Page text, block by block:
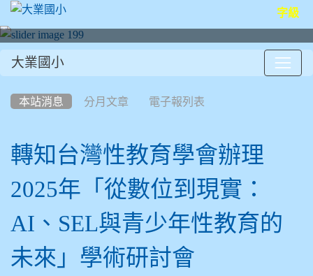
字級
大業國小
本站消息 分月文章 電子報列表
轉知台灣性教育學會辦理
2025年「從數位到現實：
AI、SEL與青少年性教育的
未來」學術研討會